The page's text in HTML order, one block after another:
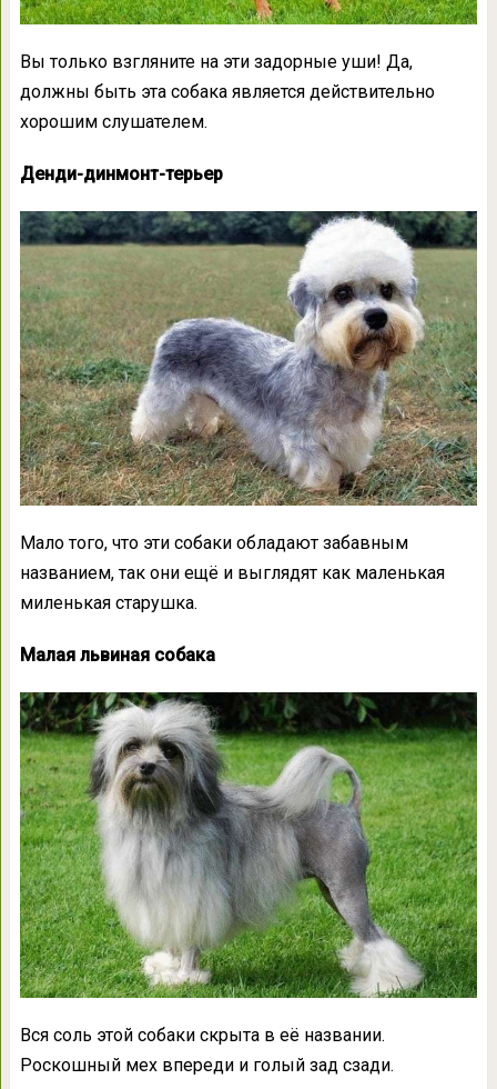
Вы только взгляните на эти задорные уши! Да,
должны быть эта собака является действительно
хорошим слушателем.
Денди-динмонт-терьер
Мало того, что эти собаки обладают забавным
названием, так они ещё и выглядят как маленькая
миленькая старушка.
Малая львиная собака
Вся соль этой собаки скрыта в её названии.
Роскошный мех впереди и голый зад сзади.